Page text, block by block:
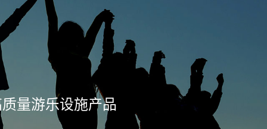
量游乐设施产品